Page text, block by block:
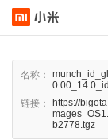
名称：
链接：
https://
b2778.tgz